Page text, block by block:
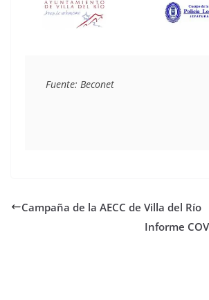
Fuente: Beconet
Campaña de la AECC de Villa del Río
Informe